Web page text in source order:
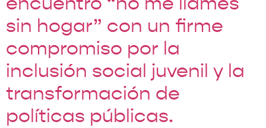
sin hogar” con un firme
compromiso por la
inclusión social juvenil y la
transformación de
políticas públicas.